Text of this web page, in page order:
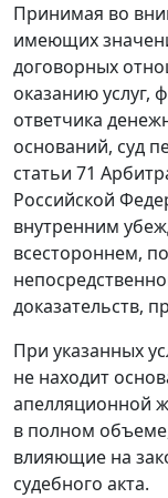
Принимая во
имеющих
договорных
оказанию услуг,
ответчика
оснований, суд
статьи 71
Российской
внутренним
всестороннем,
доказательств,
При указанных
не находит
апелляционной
в полном
влияющие на
судебного акта.